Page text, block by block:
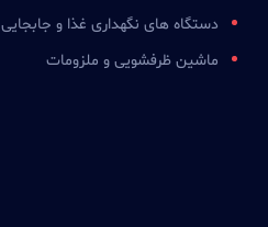
دستگاه های نگهداری غذا و جابجایی
ماشین ظرفشویی و ملزومات